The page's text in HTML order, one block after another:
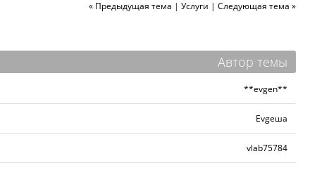
« Предыдущая тема | Услуги | Следующая тема »
Автор темы
**evgen**
Evgeша
vlab75784